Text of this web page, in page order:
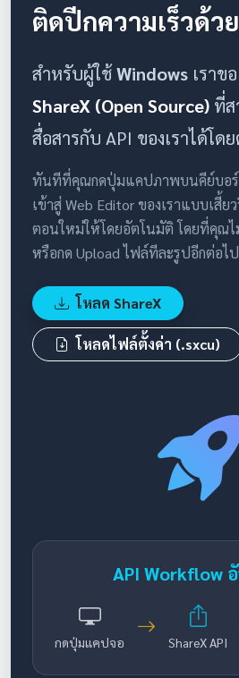
ติดปีกความเร็วด้วย
สำหรับผู้ใช้Windows เราข
ShareX (Open Source) ที่ส
สื่อสารกับ API ของเราได้โดย
ทันทีที่คุณกดปุ่มแคปภาพบนคีย์บอร์
เข้าสู่ Web Editor ของเราแบบเสี้ย
ตอนใหม่ให้โดยอัตโนมัติ โดยที่คุณไ
หรือกด Upload ไฟล์ทีละรูปอีกต่อไ
โหลด ShareX
โหลดไฟล์ตั้งค่า (.sxcu)
API Workflow
กดปุ่มแคปจอ ShareX API